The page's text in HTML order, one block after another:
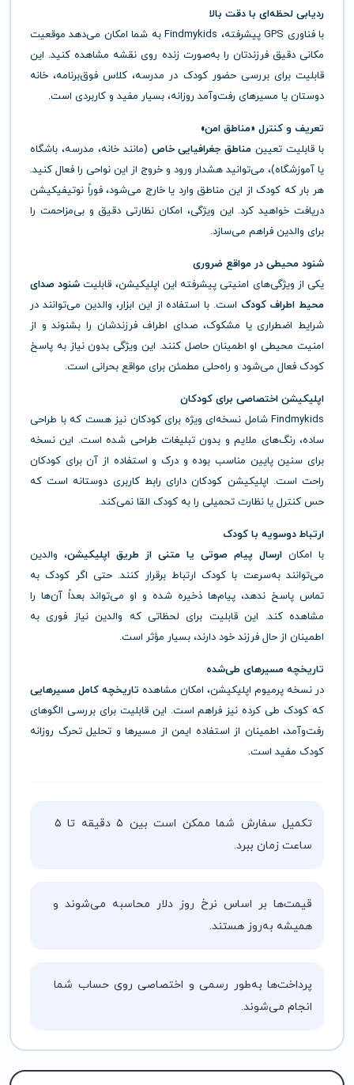
ردیابی لحظه‌ای با دقت بالا
با فناوری GPS پیشرفته، Findmykids به شما امکان می‌دهد موقعیت
مکانی دقیق فرزندتان را به‌صورت زنده روی نقشه مشاهده کنید. این
قابلیت برای بررسی حضور کودک در مدرسه، کلاس فوق‌برنامه، خانه
دوستان یا مسیرهای رفت‌وآمد روزانه، بسیار مفید و کاربردی است.
تعریف و کنترل «مناطق امن»
با قابلیت تعیین مناطق جغرافیایی خاص (مانند خانه، مدرسه، باشگاه
یا آموزشگاه)، می‌توانید هشدار ورود و خروج از این نواحی را فعال کنید.
هر بار که کودک از این مناطق وارد یا خارج می‌شود، فوراً نوتیفیکیشن
دریافت خواهید کرد. این ویژگی، امکان نظارتی دقیق و بی‌مزاحمت را
برای والدین فراهم می‌سازد.
شنود محیطی در مواقع ضروری
یکی از ویژگی‌های امنیتی پیشرفته این اپلیکیشن، قابلیت شنود صدای
محیط اطراف کودک است. با استفاده از این ابزار، والدین می‌توانند در
شرایط اضطراری یا مشکوک، صدای اطراف فرزندشان را بشنوند و از
امنیت محیطی او اطمینان حاصل کنند. این ویژگی بدون نیاز به پاسخ
کودک فعال می‌شود و راه‌حلی مطمئن برای مواقع بحرانی است.
اپلیکیشن اختصاصی برای کودکان
Findmykids شامل نسخه‌ای ویژه برای کودکان نیز هست که با طراحی
ساده، رنگ‌های ملایم و بدون تبلیغات طراحی شده است. این نسخه
برای سنین پایین مناسب بوده و درک و استفاده از آن برای کودکان
راحت است. اپلیکیشن کودکان دارای رابط کاربری دوستانه است که
حس کنترل یا نظارت تحمیلی را به کودک القا نمی‌کند.
ارتباط دوسویه با کودک
با امکان ارسال پیام صوتی یا متنی از طریق اپلیکیشن، والدین
می‌توانند به‌سرعت با کودک ارتباط برقرار کنند. حتی اگر کودک به
تماس پاسخ ندهد، پیام‌ها ذخیره شده و او می‌تواند بعداً آن‌ها را
مشاهده کند. این قابلیت برای لحظاتی که والدین نیاز فوری به
اطمینان از حال فرزند خود دارند، بسیار مؤثر است.
تاریخچه مسیرهای طی‌شده
در نسخه پرمیوم اپلیکیشن، امکان مشاهده تاریخچه کامل مسیرهایی
که کودک طی کرده نیز فراهم است. این قابلیت برای بررسی الگوهای
رفت‌وآمد، اطمینان از استفاده ایمن از مسیرها و تحلیل تحرک روزانه
کودک مفید است.
تکمیل سفارش شما ممکن است بین ۵ دقیقه تا ۵
ساعت زمان ببرد.
قیمت‌ها بر اساس نرخ روز دلار محاسبه می‌شوند و
همیشه به‌روز هستند.
پرداخت‌ها به‌طور رسمی و اختصاصی روی حساب شما
انجام می‌شوند.